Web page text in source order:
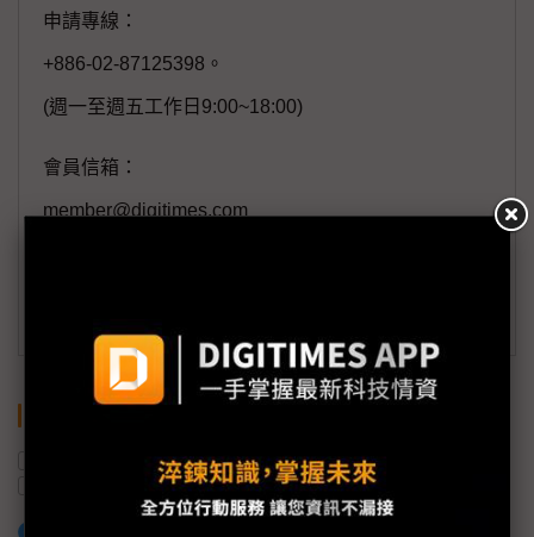
申請專線：
+886-02-87125398。
(週一至週五工作日9:00~18:00)
會員信箱：
member@digitimes.com
出貨量 電商 蘋果